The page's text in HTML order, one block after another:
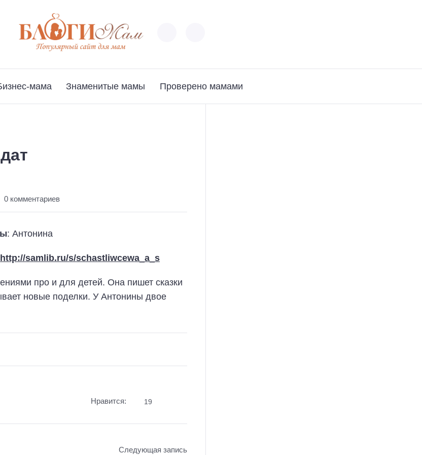
мама Знаменитые мамы Проверено мамами
0 комментариев
: Антонина
http://samlib.ru/s/schastliwcewa_a_s
про и для детей. Она пишет сказки
новые поделки. У Антонины двое
Нравится: 19
Следующая запись